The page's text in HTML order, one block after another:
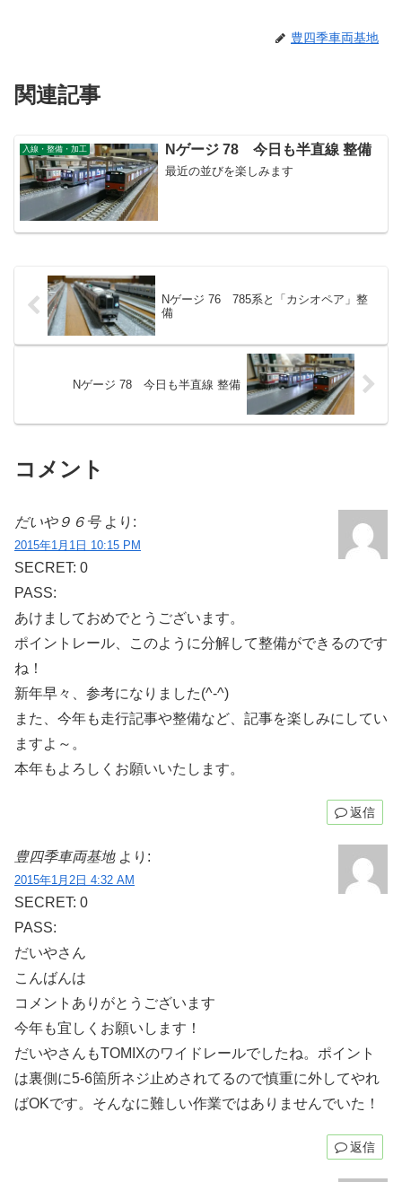
豊四季車両基地
関連記事
入線・整備・加工 Nゲージ 78 今日も半直線 整備
最近の並びを楽しみます
Nゲージ 76 785系と「カシオペア」整
備
Nゲージ 78 今日も半直線 整備
コメント
だいや９６号 より:
2015年1月1日 10:15 PM
SECRET: 0
PASS:
あけましておめでとうございます。
ポイントレール、このように分解して整備ができるのです
ね！
新年早々、参考になりました(^-^)
また、今年も走行記事や整備など、記事を楽しみにしてい
ますよ～。
本年もよろしくお願いいたします。
返信
豊四季車両基地 より:
2015年1月2日 4:32 AM
SECRET: 0
PASS:
だいやさん
こんばんは
コメントありがとうございます
今年も宜しくお願いします！
だいやさんもTOMIXのワイドレールでしたね。ポイント
は裏側に5-6箇所ネジ止めされてるので慎重に外してやれ
ばOKです。そんなに難しい作業ではありませんでいた！
返信